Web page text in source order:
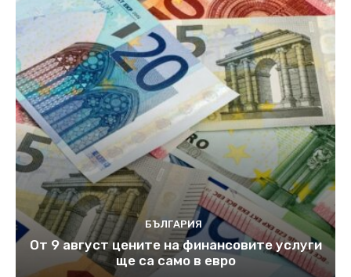
БЪЛГАРИЯ
От 9 август цените на финансовите услуги
ще са само в евро